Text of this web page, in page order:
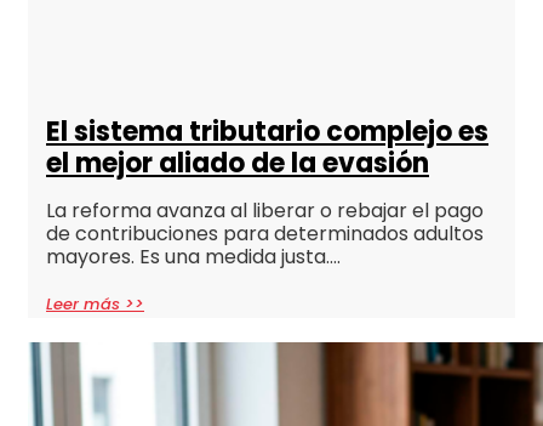
El sistema tributario complejo es
el mejor aliado de la evasión
La reforma avanza al liberar o rebajar el pago
de contribuciones para determinados adultos
mayores. Es una medida justa….
Leer más >>